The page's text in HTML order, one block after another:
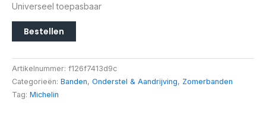
Universeel toepasbaar
Bestellen
Artikelnummer: f126f7413d9c
Categorieën: Banden, Onderstel & Aandrijving, Zomerbanden
Tag: Michelin